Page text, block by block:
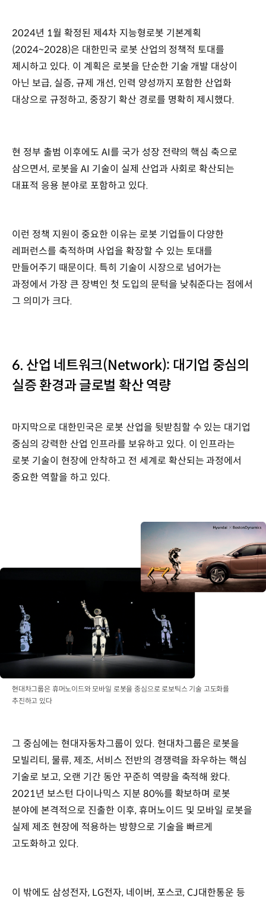
2024년 1월 확정된 제4차 지능형로봇 기본계획
(2024~2028)은 대한민국 로봇 산업의 정책적 토대를
제시하고 있다. 이 계획은 로봇을 단순한 기술 개발 대상이
아닌 보급, 실증, 규제 개선, 인력 양성까지 포함한 산업화
대상으로 규정하고, 중장기 확산 경로를 명확히 제시했다.
현 정부 출범 이후에도 AI를 국가 성장 전략의 핵심 축으로
삼으면서, 로봇을 AI 기술이 실제 산업과 사회로 확산되는
대표적 응용 분야로 포함하고 있다.
이런 정책 지원이 중요한 이유는 로봇 기업들이 다양한
레퍼런스를 축적하며 사업을 확장할 수 있는 토대를
만들어주기 때문이다. 특히 기술이 시장으로 넘어가는
과정에서 가장 큰 장벽인 첫 도입의 문턱을 낮춰준다는 점에서
그 의미가 크다.
6. 산업 네트워크(Network): 대기업 중심의
실증 환경과 글로벌 확산 역량
마지막으로 대한민국은 로봇 산업을 뒷받침할 수 있는 대기업
중심의 강력한 산업 인프라를 보유하고 있다. 이 인프라는
로봇 기술이 현장에 안착하고 전 세계로 확산되는 과정에서
중요한 역할을 하고 있다.
현대차그룹은 휴머노이드와 모바일 로봇을 중심으로 로보틱스 기술 고도화를
추진하고 있다
그 중심에는 현대자동차그룹이 있다. 현대차그룹은 로봇을
모빌리티, 물류, 제조, 서비스 전반의 경쟁력을 좌우하는 핵심
기술로 보고, 오랜 기간 동안 꾸준히 역량을 축적해 왔다.
2021년 보스턴 다이나믹스 지분 80%를 확보하며 로봇
분야에 본격적으로 진출한 이후, 휴머노이드 및 모바일 로봇을
실제 제조 현장에 적용하는 방향으로 기술을 빠르게
고도화하고 있다.
이 밖에도 삼성전자, LG전자, 네이버, 포스코, CJ대한통운 등